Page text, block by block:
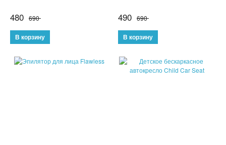
ПОДАРКИ НА 23 ФЕВРАЛЯ
ПОДАРКИ НА 8 МАРТА
ПОДАРКИ ДЛЯ МУЖЧИН
480 690 490 690